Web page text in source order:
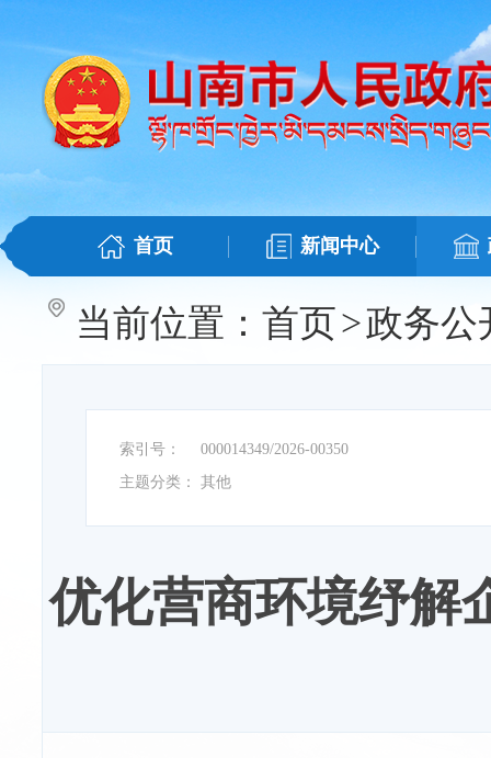
首页 新闻中心
当前位置： 首页>政务公
索引号：
000014349/2026-00350
主题分类：
其他
优化营商环境纾解